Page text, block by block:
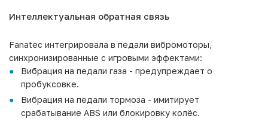
Интеллектуальная обратная связь
Fanatec интегрировала в педали вибромоторы,
синхронизированные с игровыми эффектами:
Вибрация на педали газа - предупреждает о
пробуксовке.
Вибрация на педали тормоза - имитирует
срабатывание ABS или блокировку колёс.